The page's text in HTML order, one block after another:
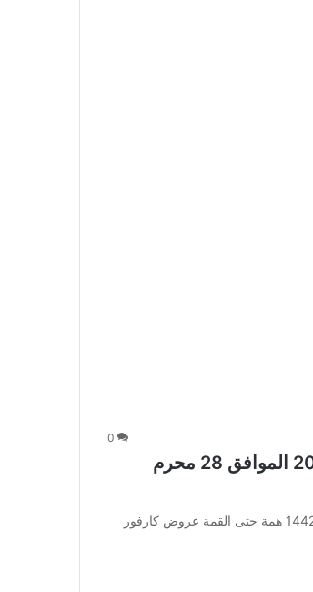
0
عروض كارفور جدة والمدينة الأسبوعية 16 سبتمبر 2020 الموافق 28 محرم
عروض كارفور جدة والمدينة الأسبوعية 16 سبتمبر 2020 الموافق 28 محرم 1442 همة حتى القمة عروض كارفور